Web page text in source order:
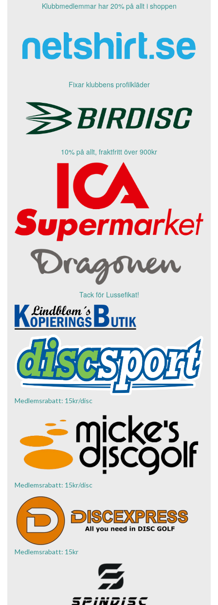
Klubbmedlemmar har 20% på allt i shoppen
Fixar klubbens profilkläder
10% på allt, fraktfritt över 900kr
Tack för Lussefikat!
Medlemsrabatt: 15kr/disc
Medlemsrabatt: 15kr/disc
Medlemsrabatt: 15kr